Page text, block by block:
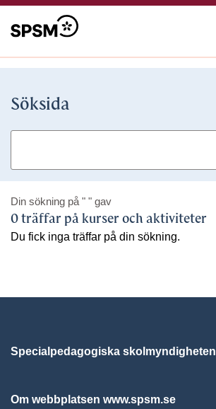
Söksida
Din sökning på " " gav
0 träffar på kurser och aktiviteter
Du fick inga träffar på din sökning.
Specialpedagogiska skolmyndigheten
Om webbplatsen www.spsm.se